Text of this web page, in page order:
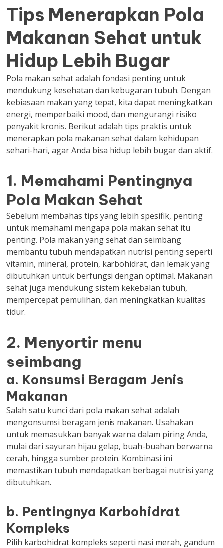
Tips Menerapkan Pola
Makanan Sehat untuk
Hidup Lebih Bugar
Pola makan sehat adalah fondasi penting untuk
mendukung kesehatan dan kebugaran tubuh. Dengan
kebiasaan makan yang tepat, kita dapat meningkatkan
energi, memperbaiki mood, dan mengurangi risiko
penyakit kronis. Berikut adalah tips praktis untuk
menerapkan pola makanan sehat dalam kehidupan
sehari-hari, agar Anda bisa hidup lebih bugar dan aktif.
1. Memahami Pentingnya
Pola Makan Sehat
Sebelum membahas tips yang lebih spesifik, penting
untuk memahami mengapa pola makan sehat itu
penting. Pola makan yang sehat dan seimbang
membantu tubuh mendapatkan nutrisi penting seperti
vitamin, mineral, protein, karbohidrat, dan lemak yang
dibutuhkan untuk berfungsi dengan optimal. Makanan
sehat juga mendukung sistem kekebalan tubuh,
mempercepat pemulihan, dan meningkatkan kualitas
tidur.
2. Menyortir menu
seimbang
a. Konsumsi Beragam Jenis
Makanan
Salah satu kunci dari pola makan sehat adalah
mengonsumsi beragam jenis makanan. Usahakan
untuk memasukkan banyak warna dalam piring Anda,
mulai dari sayuran hijau gelap, buah-buahan berwarna
cerah, hingga sumber protein. Kombinasi ini
memastikan tubuh mendapatkan berbagai nutrisi yang
dibutuhkan.
b. Pentingnya Karbohidrat
Kompleks
Pilih karbohidrat kompleks seperti nasi merah, gandum